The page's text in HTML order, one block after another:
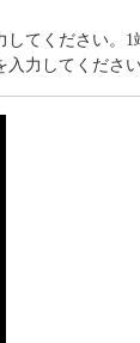
てください。1
力してください